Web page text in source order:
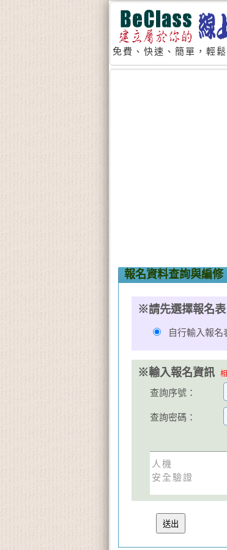
免費、快速、簡單，輕
報名資料查詢與編修
※請先選擇報名
自行輸入報名
※輸入報名資訊
查詢序號：
查詢密碼：
人機
安全驗證